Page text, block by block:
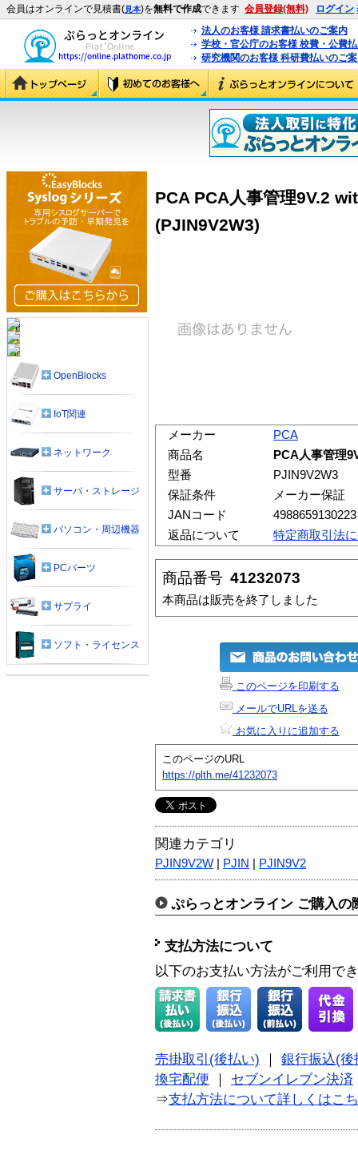
会員はオンラインで見積書(見本)を無料で作成できます 会員登録(無料) ログイン
法人のお客様 請求書払いのご案内
学校・官公庁のお客様 校費・公費
研究機関のお客様 科研費払いのご
PCA PCA人事管理9V.2
(PJIN9V2W3)
メーカー
PCA
商品名
PCA人事管理
型番
PJIN9V2W3
保証条件
メーカー保証
JANコード
4988659130223
返品について
特定商取引法
商品番号 41232073
本商品は販売を終了しました
このページを印刷する
メールでURLを送る
お気に入りに追加する
このページのURL
https://plth.me/41232073
関連カテゴリ
PJIN9V2W PJIN PJIN9V2
ぷらっとオンライン ご購入の
支払方法について
以下のお支払い方法がご利用で
売掛取引(後払い) ｜ 銀行振込(後
換宅配便 ｜ セブンイレブン決済
⇒支払方法について詳しくはこ
OpenBlocks
IoT関連
ネットワーク
サーバ・ストレージ
パソコン・周辺機器
PCパーツ
サプライ
ソフト・ライセンス